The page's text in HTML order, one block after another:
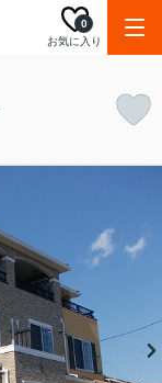
お気に入り
0